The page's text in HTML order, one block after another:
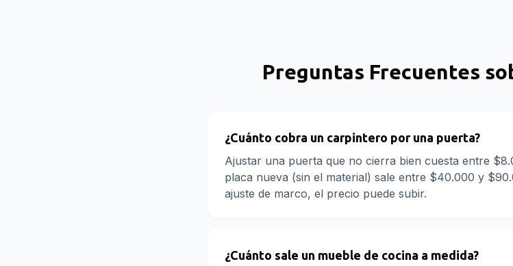
Preguntas Frecuentes
¿Cuánto cobra un carpintero por una puerta?
Ajustar una puerta que no cierra bien cuesta entre
placa nueva (sin el material) sale entre $40.000 y
ajuste de marco, el precio puede subir.
¿Cuánto sale un mueble de cocina a medida?